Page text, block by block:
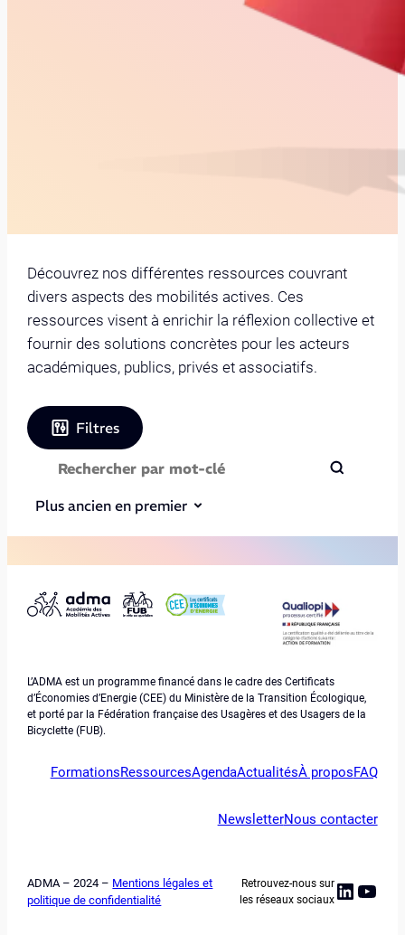
Découvrez nos différentes ressources couvrant
divers aspects des mobilités actives. Ces
ressources visent à enrichir la réflexion collective et
fournir des solutions concrètes pour les acteurs
académiques, publics, privés et associatifs.
Filtres
Plus ancien en premier
L’ADMA est un programme financé dans le cadre des Certificats
d’Économies d’Energie (CEE) du Ministère de la Transition Écologique,
et porté par la Fédération française des Usagères et des Usagers de la
Bicyclette (FUB).
FormationsRessourcesAgendaActualitésÀ proposFAQ
NewsletterNous contacter
ADMA – 2024 – Mentions légales et
politique de confidentialité
Retrouvez-nous sur
les réseaux sociaux